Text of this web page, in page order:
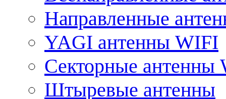
Направленные
YAGI антенны WIFI
Секторные антенны
Штыревые антенны